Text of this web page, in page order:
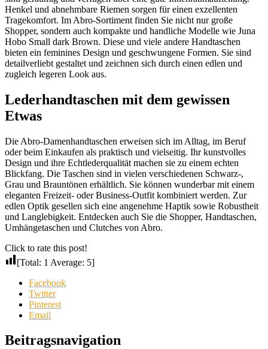
Henkel und abnehmbare Riemen sorgen für einen exzellenten
Tragekomfort. Im Abro-Sortiment finden Sie nicht nur große
Shopper, sondern auch kompakte und handliche Modelle wie Juna
Hobo Small dark Brown. Diese und viele andere Handtaschen
bieten ein feminines Design und geschwungene Formen. Sie sind
detailverliebt gestaltet und zeichnen sich durch einen edlen und
zugleich legeren Look aus.
Lederhandtaschen mit dem gewissen
Etwas
Die Abro-Damenhandtaschen erweisen sich im Alltag, im Beruf
oder beim Einkaufen als praktisch und vielseitig. Ihr kunstvolles
Design und ihre Echtlederqualität machen sie zu einem echten
Blickfang. Die Taschen sind in vielen verschiedenen Schwarz-,
Grau und Brauntönen erhältlich. Sie können wunderbar mit einem
eleganten Freizeit- oder Business-Outfit kombiniert werden. Zur
edlen Optik gesellen sich eine angenehme Haptik sowie Robustheit
und Langlebigkeit. Entdecken auch Sie die Shopper, Handtaschen,
Umhängetaschen und Clutches von Abro.
Click to rate this post!
[Total: 1 Average: 5]
Facebook
Twitter
Pinterest
Email
Beitragsnavigation